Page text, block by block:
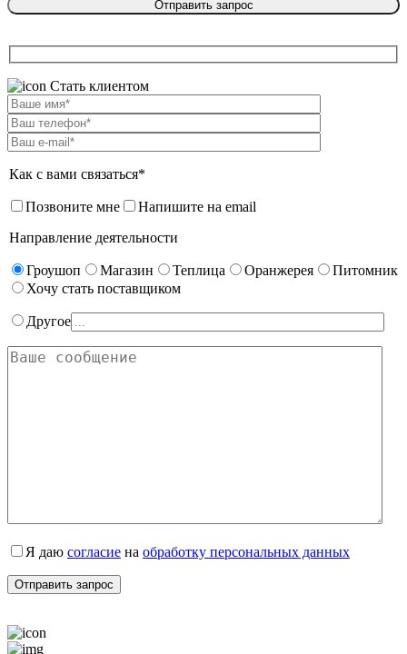
Стать клиентом
Как с вами связаться*
Позвоните мне
Напишите на email
Направление деятельности
Гроушоп Магазин Теплица Оранжерея
Питомник
Хочу стать поставщиком
Другое
Я даю согласие на обработку персональных данных